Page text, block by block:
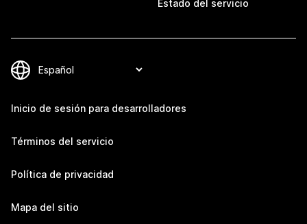
Estado del servicio
Inicio de sesión para desarrolladores
Términos del servicio
Política de privacidad
Mapa del sitio